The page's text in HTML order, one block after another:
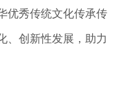
优秀传统文化传承传
、创新性发展，助力